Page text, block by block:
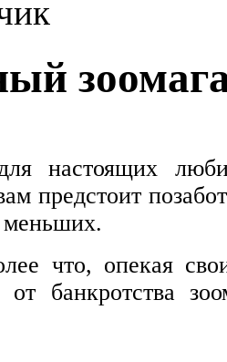
настоящих
предстоит
что, опекая
от банкротства